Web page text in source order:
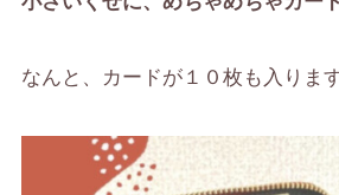
なんと、 カードが１０枚も入ります